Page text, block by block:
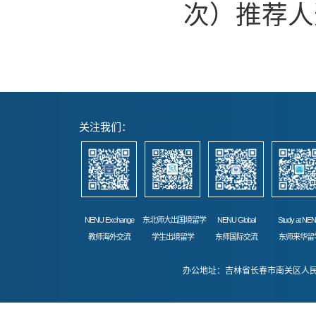
次）推荐
关注我们：
NENU Exchange
教师海外交流
东北师大出国境留学
学生出境留学
NENU Global
东师国际交流
Study at
东师来华留
办公地址：吉林省长春市南关区